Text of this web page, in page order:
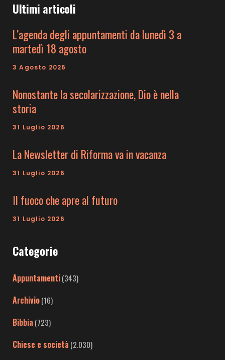
Ultimi articoli
L’agenda degli appuntamenti da lunedì 3 a
martedì 18 agosto
3 Agosto 2026
Nonostante la secolarizzazione, Dio è nella
storia
31 Luglio 2026
La Newsletter di Riforma va in vacanza
31 Luglio 2026
Il fuoco che apre al futuro
31 Luglio 2026
Categorie
Appuntamenti(343)
Archivio(16)
Bibbia (723)
Chiese e società (2.030)